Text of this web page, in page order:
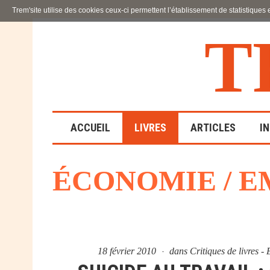
T
ACCUEIL LIVRES
LA FAMILLE
ARTICLES
ÉCONOMIE /
18 février 2010 dans Critiques de livres -
Trem'site utilise des cookies ceux-ci permettent l’établissement de statistiques